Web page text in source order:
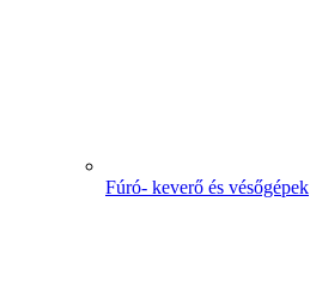
Fúró- keverő és vésőgépek